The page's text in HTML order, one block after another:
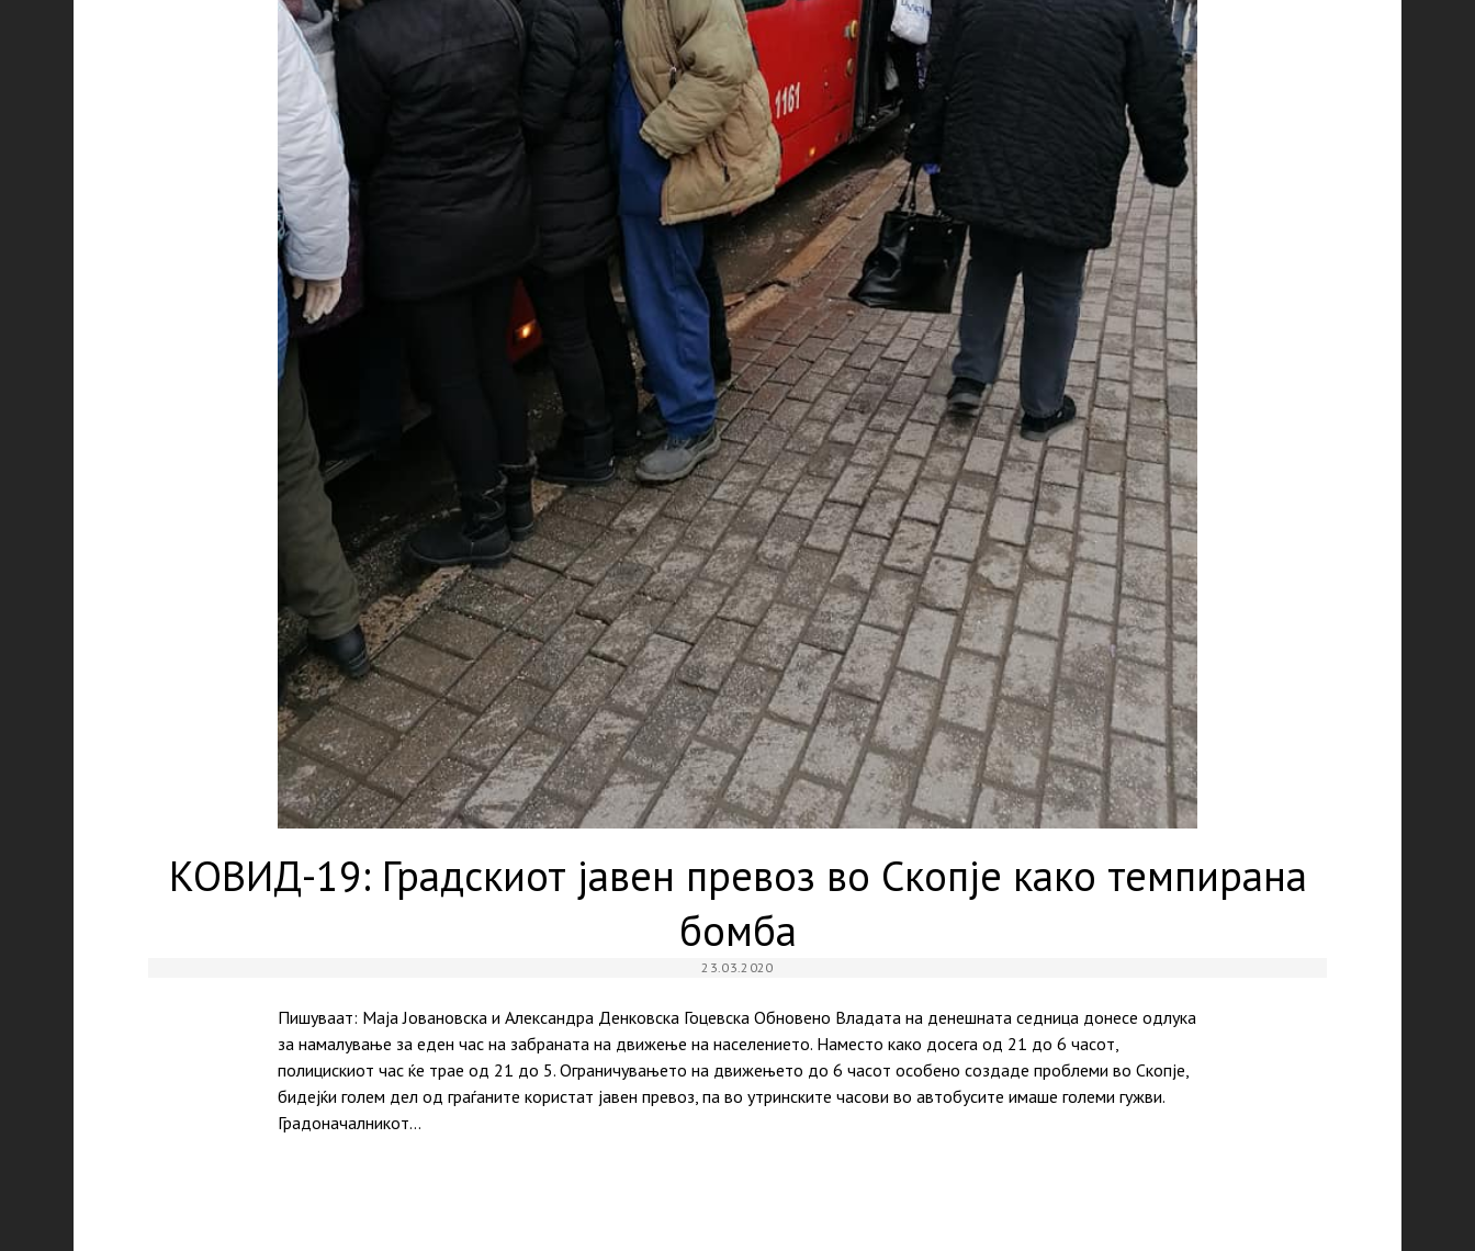
КОВИД-19: Градскиот јавен превоз во Скопје како темпирана
бомба
23.03.2020
Пишуваат: Маја Јовановска и Александра Денковска Гоцевска Обновено Владата на денешната седница донесе одлука
за намалување за еден час на забраната на движење на населението. Наместо како досега од 21 до 6 часот,
полицискиот час ќе трае од 21 до 5. Ограничувањето на движењето до 6 часот особено создаде проблеми во Скопје,
бидејќи голем дел од граѓаните користат јавен превоз, па во утринските часови во автобусите имаше големи гужви.
Градоначалникот…